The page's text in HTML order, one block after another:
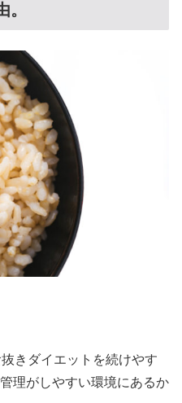
きダイエットを続けやす
理がしやすい環境にあるか